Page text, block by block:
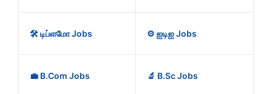
🛠️ டிப்ளமோ Jobs ⚙️ ஐடிஐ Jobs
💼 B.Com Jobs 🔬 B.Sc Jobs